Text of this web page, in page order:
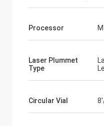
Processor
Laser Plummet
Type
Circular Vial